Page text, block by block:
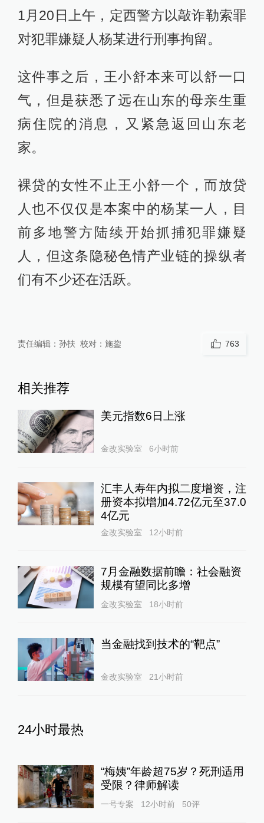
1月20日上午，定西警方以敲诈勒索罪
对犯罪嫌疑人杨某进行刑事拘留。
这件事之后，王小舒本来可以舒一口
气，但是获悉了远在山东的母亲生重
病住院的消息，又紧急返回山东老
家。
裸贷的女性不止王小舒一个，而放贷
人也不仅仅是本案中的杨某一人，目
前多地警方陆续开始抓捕犯罪嫌疑
人，但这条隐秘色情产业链的操纵者
们有不少还在活跃。
责任编辑： 孙扶 校对： 施鋆 763
相关推荐
美元指数6日上涨
金改实验室 6小时前
汇丰人寿年内拟二度增资，注
册资本拟增加4.72亿元至37.0
4亿元
金改实验室 12小时前
7月金融数据前瞻：社会融资
规模有望同比多增
金改实验室 18小时前
当金融找到技术的“靶点”
金改实验室 21小时前
24小时最热
“梅姨”年龄超75岁？死刑适用
受限？律师解读
一号专案 12小时前 50评